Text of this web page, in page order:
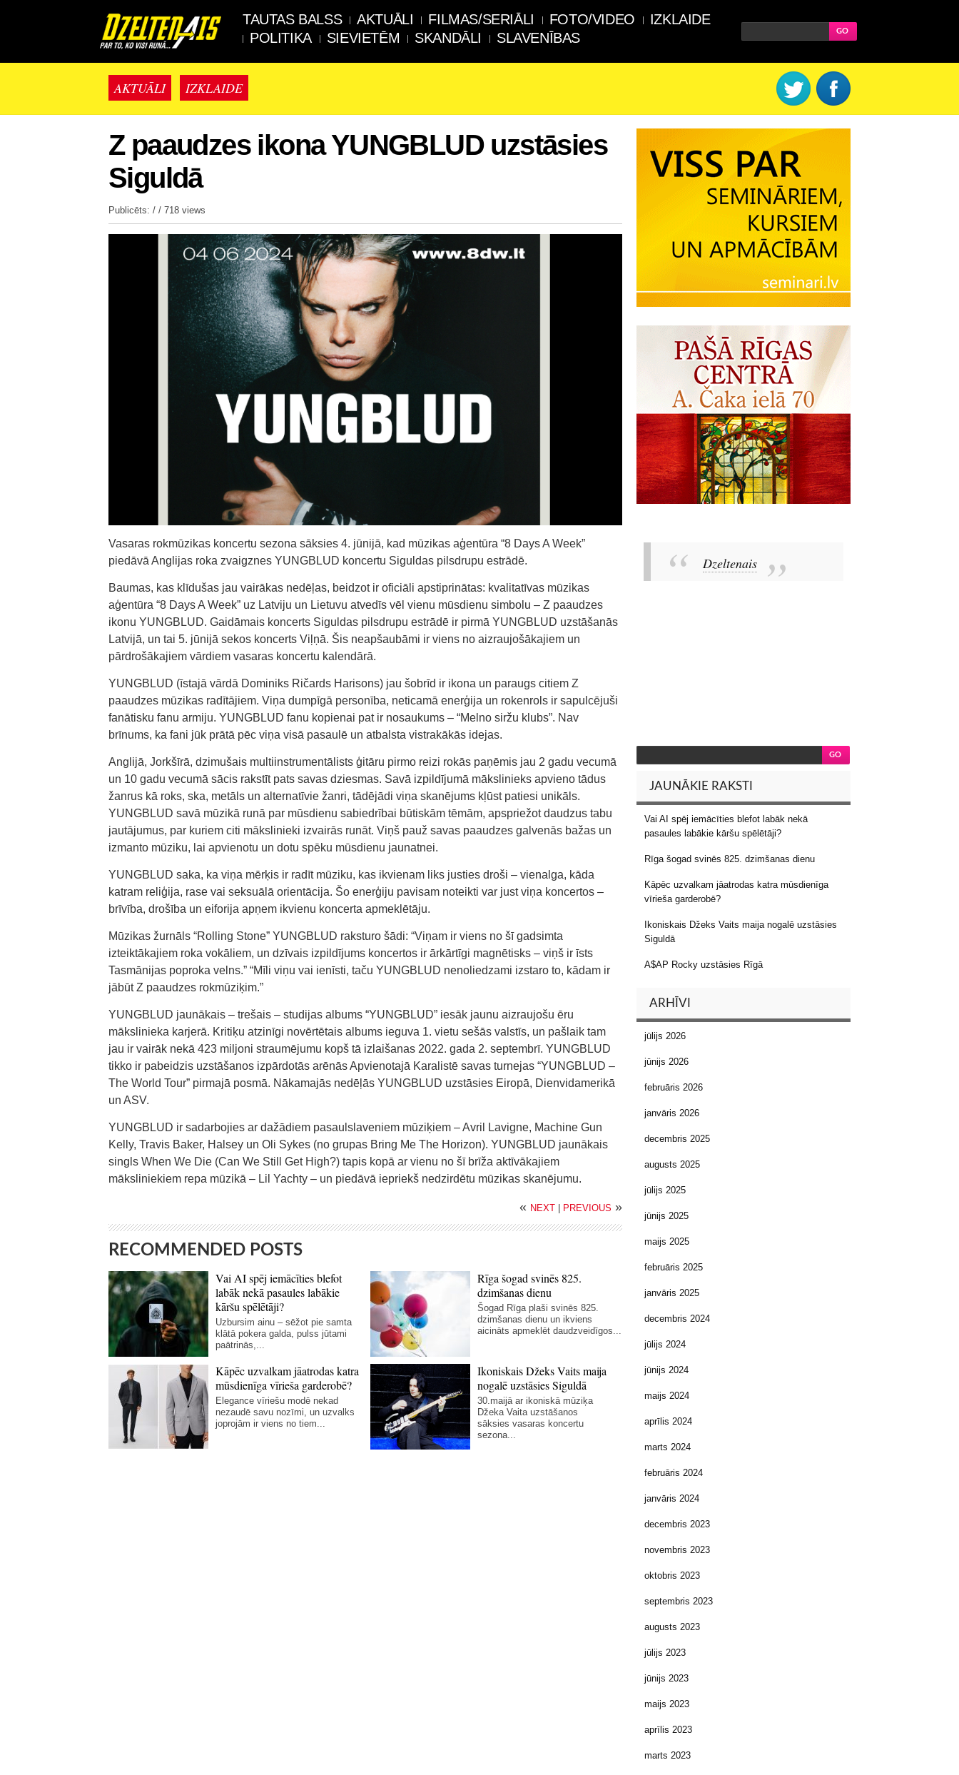
TAUTAS BALSS AKTUĀLI FILMAS/SERIĀLI FOTO/VIDEO
IZKLAIDE
POLITIKA
SIEVIETĒM SKANDĀLI SLAVENĪBAS
AKTUĀLI IZKLAIDE
Z paaudzes ikona YUNGBLUD uzstāsies
Siguldā
Publicēts: / / 718 views
Vasaras rokmūzikas koncertu sezona sāksies 4. jūnijā, kad mūzikas aģentūra “8 Days A Week”
piedāvā Anglijas roka zvaigznes YUNGBLUD koncertu Siguldas pilsdrupu estrādē.
Baumas, kas klīdušas jau vairākas nedēļas, beidzot ir oficiāli apstiprinātas: kvalitatīvas mūzikas
aģentūra “8 Days A Week” uz Latviju un Lietuvu atvedīs vēl vienu mūsdienu simbolu – Z paaudzes
ikonu YUNGBLUD. Gaidāmais koncerts Siguldas pilsdrupu estrādē ir pirmā YUNGBLUD uzstāšanās
Latvijā, un tai 5. jūnijā sekos koncerts Viļņā. Šis neapšaubāmi ir viens no aizraujošākajiem un
pārdrošākajiem vārdiem vasaras koncertu kalendārā.
YUNGBLUD (īstajā vārdā Dominiks Ričards Harisons) jau šobrīd ir ikona un paraugs citiem Z
paaudzes mūzikas radītājiem. Viņa dumpīgā personība, neticamā enerģija un rokenrols ir sapulcējuši
fanātisku fanu armiju. YUNGBLUD fanu kopienai pat ir nosaukums – “Melno siržu klubs”. Nav
brīnums, ka fani jūk prātā pēc viņa visā pasaulē un atbalsta vistrakākās idejas.
Anglijā, Jorkšīrā, dzimušais multiinstrumentālists ģitāru pirmo reizi rokās paņēmis jau 2 gadu vecumā
un 10 gadu vecumā sācis rakstīt pats savas dziesmas. Savā izpildījumā mākslinieks apvieno tādus
žanrus kā roks, ska, metāls un alternatīvie žanri, tādējādi viņa skanējums kļūst patiesi unikāls.
YUNGBLUD savā mūzikā runā par mūsdienu sabiedrībai būtiskām tēmām, apspriežot daudzus tabu
jautājumus, par kuriem citi mākslinieki izvairās runāt. Viņš pauž savas paaudzes galvenās bažas un
izmanto mūziku, lai apvienotu un dotu spēku mūsdienu jaunatnei.
YUNGBLUD saka, ka viņa mērķis ir radīt mūziku, kas ikvienam liks justies droši – vienalga, kāda
katram reliģija, rase vai seksuālā orientācija. Šo enerģiju pavisam noteikti var just viņa koncertos –
brīvība, drošība un eiforija apņem ikvienu koncerta apmeklētāju.
Mūzikas žurnāls “Rolling Stone” YUNGBLUD raksturo šādi: “Viņam ir viens no šī gadsimta
izteiktākajiem roka vokāliem, un dzīvais izpildījums koncertos ir ārkārtīgi magnētisks – viņš ir īsts
Tasmānijas poproka velns.” “Mīli viņu vai ienīsti, taču YUNGBLUD nenoliedzami izstaro to, kādam ir
jābūt Z paaudzes rokmūziķim.”
YUNGBLUD jaunākais – trešais – studijas albums “YUNGBLUD” iesāk jaunu aizraujošu ēru
mākslinieka karjerā. Kritiķu atzinīgi novērtētais albums ieguva 1. vietu sešās valstīs, un pašlaik tam
jau ir vairāk nekā 423 miljoni straumējumu kopš tā izlaišanas 2022. gada 2. septembrī. YUNGBLUD
tikko ir pabeidzis uzstāšanos izpārdotās arēnās Apvienotajā Karalistē savas turnejas “YUNGBLUD –
The World Tour” pirmajā posmā. Nākamajās nedēļās YUNGBLUD uzstāsies Eiropā, Dienvidamerikā
un ASV.
YUNGBLUD ir sadarbojies ar dažādiem pasaulslaveniem mūziķiem – Avril Lavigne, Machine Gun
Kelly, Travis Baker, Halsey un Oli Sykes (no grupas Bring Me The Horizon). YUNGBLUD jaunākais
singls When We Die (Can We Still Get High?) tapis kopā ar vienu no šī brīža aktīvākajiem
māksliniekiem repa mūzikā – Lil Yachty – un piedāvā iepriekš nedzirdētu mūzikas skanējumu.
« NEXT PREVIOUS »
RECOMMENDED POSTS
Vai AI spēj iemācīties blefot
labāk nekā pasaules labākie
kāršu spēlētāji?
Uzbursim ainu – sēžot pie samta
klātā pokera galda, pulss jūtami
paātrinās,...
Rīga šogad svinēs 825.
dzimšanas dienu
Šogad Rīga plaši svinēs 825.
dzimšanas dienu un ikviens
aicināts apmeklēt daudzveidīgos...
Kāpēc uzvalkam jāatrodas katra
mūsdienīga vīrieša garderobē?
Elegance vīriešu modē nekad
nezaudē savu nozīmi, un uzvalks
joprojām ir viens no tiem...
Ikoniskais Džeks Vaits maija
nogalē uzstāsies Siguldā
30.maijā ar ikoniskā mūziķa
Džeka Vaita uzstāšanos
sāksies vasaras koncertu
sezona...
Dzeltenais
JAUNĀKIE RAKSTI
Vai AI spēj iemācīties blefot labāk nekā
pasaules labākie kāršu spēlētāji?
Rīga šogad svinēs 825. dzimšanas dienu
Kāpēc uzvalkam jāatrodas katra mūsdienīga
vīrieša garderobē?
Ikoniskais Džeks Vaits maija nogalē uzstāsies
Siguldā
A$AP Rocky uzstāsies Rīgā
ARHĪVI
jūlijs 2026
jūnijs 2026
februāris 2026
janvāris 2026
decembris 2025
augusts 2025
jūlijs 2025
jūnijs 2025
maijs 2025
februāris 2025
janvāris 2025
decembris 2024
jūlijs 2024
jūnijs 2024
maijs 2024
aprīlis 2024
marts 2024
februāris 2024
janvāris 2024
decembris 2023
novembris 2023
oktobris 2023
septembris 2023
augusts 2023
jūlijs 2023
jūnijs 2023
maijs 2023
aprīlis 2023
marts 2023